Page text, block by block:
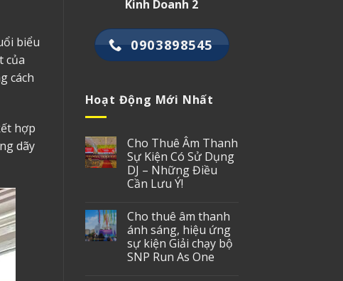
biểu
của
cách
hợp
dãy
Kinh Doanh 2
0903898545
Hoạt Động Mới Nhất
Cho Thuê Âm Thanh
Sự Kiện Có Sử Dụng
DJ – Những Điều
Cần Lưu Ý!
Cho thuê âm thanh
ánh sáng, hiệu ứng
sự kiện Giải chạy bộ
SNP Run As One